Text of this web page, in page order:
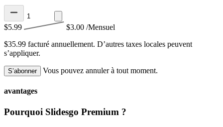
$5.99 $3.00 /Mensuel
$35.99 facturé annuellement. D’autres taxes locales peuvent
s’appliquer.
S’abonner Vous pouvez annuler à tout moment.
avantages
Pourquoi Slidesgo Premium ?